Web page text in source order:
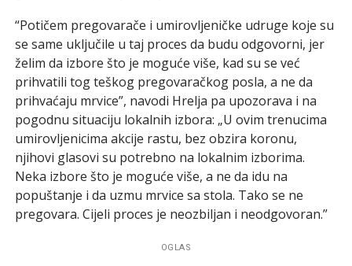
“Potičem pregovarače i umirovljeničke udruge koje su
se same uključile u taj proces da budu odgovorni, jer
želim da izbore što je moguće više, kad su se već
prihvatili tog teškog pregovaračkog posla, a ne da
prihvaćaju mrvice”, navodi Hrelja pa upozorava i na
pogodnu situaciju lokalnih izbora: „U ovim trenucima
umirovljenicima akcije rastu, bez obzira koronu,
njihovi glasovi su potrebno na lokalnim izborima.
Neka izbore što je moguće više, a ne da idu na
popuštanje i da uzmu mrvice sa stola. Tako se ne
pregovara. Cijeli proces je neozbiljan i neodgovoran.”
OGLAS